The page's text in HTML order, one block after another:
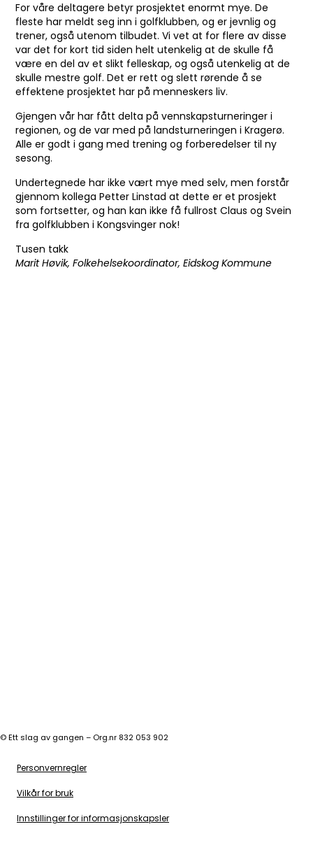
For våre deltagere betyr prosjektet enormt mye. De
fleste har meldt seg inn i golfklubben, og er jevnlig og
trener, også utenom tilbudet. Vi vet at for flere av disse
var det for kort tid siden helt utenkelig at de skulle få
være en del av et slikt felleskap, og også utenkelig at de
skulle mestre golf. Det er rett og slett rørende å se
effektene prosjektet har på menneskers liv.
Gjengen vår har fått delta på vennskapsturneringer i
regionen, og de var med på landsturneringen i Kragerø.
Alle er godt i gang med trening og forberedelser til ny
sesong.
Undertegnede har ikke vært mye med selv, men forstår
gjennom kollega Petter Linstad at dette er et prosjekt
som fortsetter, og han kan ikke få fullrost Claus og Svein
fra golfklubben i Kongsvinger nok!
Tusen takk
Marit Høvik, Folkehelsekoordinator, Eidskog Kommune
©Ett slag av gangen – Org.nr 832 053 902
Personvernregler
Vilkår for bruk
Innstillinger for informasjonskapsler